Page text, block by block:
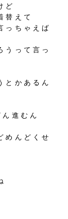
ど
替えて
っちゃえば
うって言っ
とかあるん
進むん
めんどくせ